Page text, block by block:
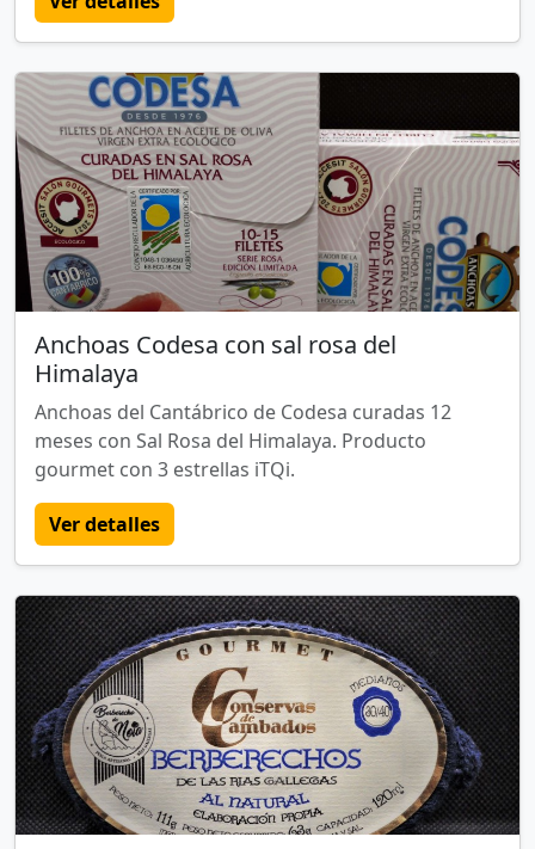
Anchoas Codesa con sal rosa del
Himalaya
Anchoas del Cantábrico de Codesa curadas 12
meses con Sal Rosa del Himalaya. Producto
gourmet con 3 estrellas iTQi.
Ver detalles